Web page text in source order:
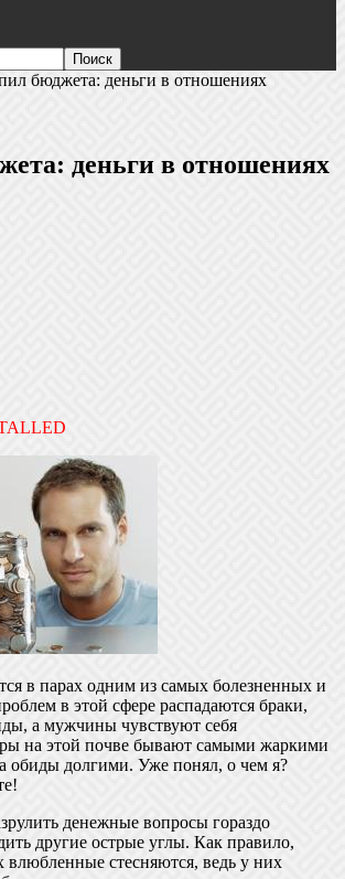
бюджета: деньги в отношениях
деньги в отношениях
в парах одним из самых болезненных и
в этой сфере распадаются браки,
а мужчины чувствуют себя
на этой почве бывают самыми жаркими
обиды долгими. Уже понял, о чем я?
денежные вопросы гораздо
другие острые углы. Как правило,
влюбленные стесняются, ведь у них